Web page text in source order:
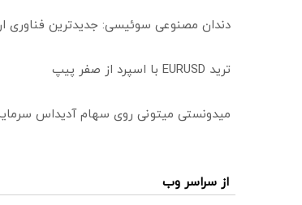
دندان مصنوعی سوئیسی: جدیدترین فناوری
ترید EURUSD با اسپرد از صفر پیپ
میدونستی میتونی روی سهام آدیداس
از سراسر وب